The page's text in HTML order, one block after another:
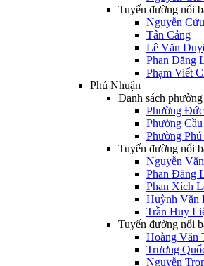
Tuyến đường nổi
Nguyễn
Tân Cảng
Lê Văn
Phan Đăng
Phạm Viết
Phú Nhuận
Danh sách phường
Phường
Phường
Phường
Tuyến đường nổi
Nguyễn
Phan Đăng
Phan Xích
Huỳnh Văn
Trần Huy
Tuyến đường nổi
Hoàng Văn
Trương
Nguyễn